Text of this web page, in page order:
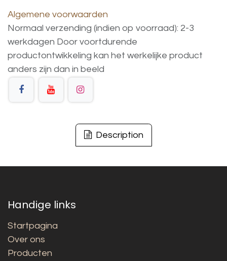
Algemene voorwaarden
Normaal verzending (indien op voorraad): 2-3
werkdagen Door voortdurende
productontwikkeling kan het werkelijke product
anders zijn dan in beeld
Description
Handige links
Startpagina
Over ons
Producten